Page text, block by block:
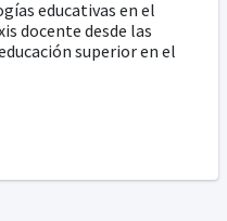
educativas en el
docente desde las
superior en el